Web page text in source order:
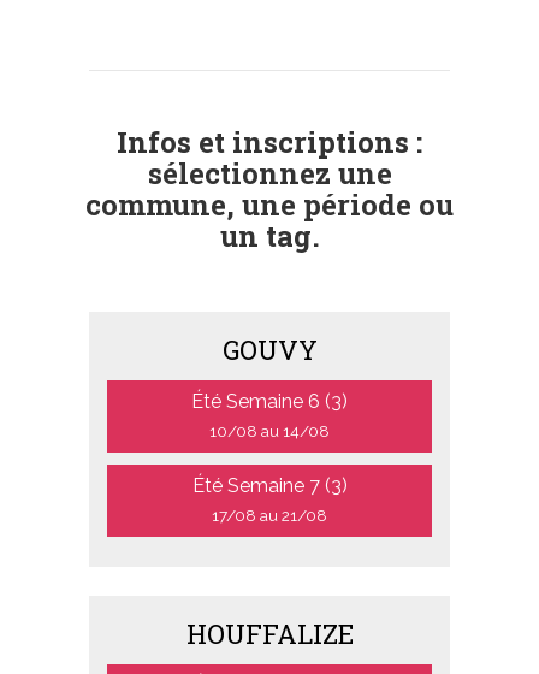
Infos et inscriptions :
sélectionnez une
commune, une période ou
un tag.
GOUVY
Été Semaine 6 (3)
10/08 au 14/08
Été Semaine 7 (3)
17/08 au 21/08
HOUFFALIZE